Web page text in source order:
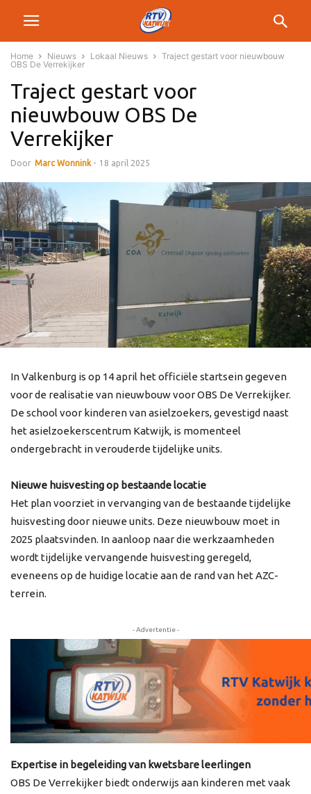
Home Nieuws Lokaal Nieuws
Traject gestart voor nieuwbouw
OBS De Verrekijker
Traject gestart voor
nieuwbouw OBS De
Verrekijker
Door Marc Wonnink - 18 april 2025
In Valkenburg is op 14 april het officiële startsein gegeven
voor de realisatie van nieuwbouw voor OBS De Verrekijker.
De school voor kinderen van asielzoekers, gevestigd naast
het asielzoekerscentrum Katwijk, is momenteel
ondergebracht in verouderde tijdelijke units.
Nieuwe huisvesting op bestaande locatie
Het plan voorziet in vervanging van de bestaande tijdelijke
huisvesting door nieuwe units. Deze nieuwbouw moet in
2025 plaatsvinden. In aanloop naar die werkzaamheden
wordt tijdelijke vervangende huisvesting geregeld,
eveneens op de huidige locatie aan de rand van het AZC-
terrein.
- Advertentie -
Expertise in begeleiding van kwetsbare leerlingen
OBS De Verrekijker biedt onderwijs aan kinderen met vaak